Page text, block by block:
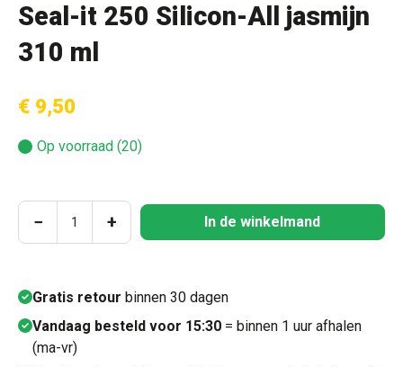
Seal-it 250 Silicon-All jasmijn
310 ml
€ 9,50
Op voorraad (20)
Producthoeveelheid: Voer de gewenste
− + In de winkelmand
Gratis retour binnen 30 dagen
Vandaag besteld voor 15:30 = binnen 1 uur afhalen
(ma-vr)